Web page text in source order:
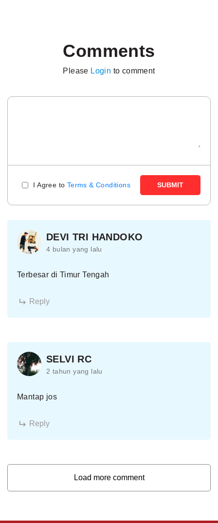
Comments
Please Login to comment
I Agree to Terms & Conditions SUBMIT
DEVI TRI HANDOKO
4 bulan yang lalu
Terbesar di Timur Tengah
Reply
SELVI RC
2 tahun yang lalu
Mantap jos
Reply
Load more comment